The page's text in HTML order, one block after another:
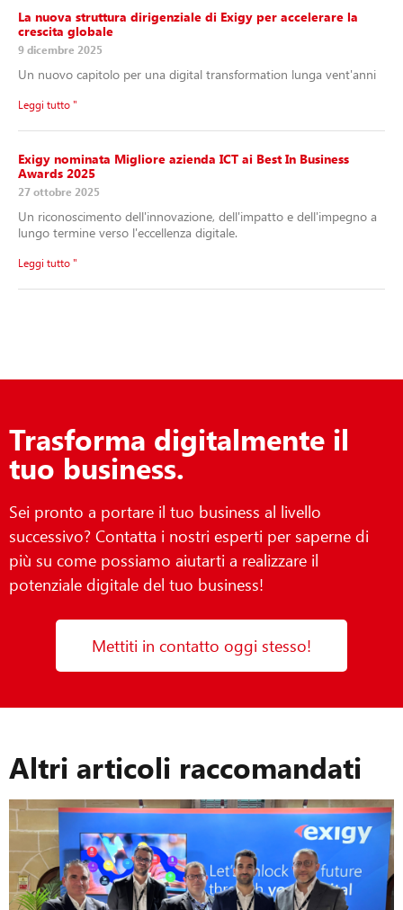
La nuova struttura dirigenziale di Exigy per accelerare la
crescita globale
9 dicembre 2025
Un nuovo capitolo per una digital transformation lunga vent'anni
Leggi tutto "
Exigy nominata Migliore azienda ICT ai Best In Business
Awards 2025
27 ottobre 2025
Un riconoscimento dell'innovazione, dell'impatto e dell'impegno a
lungo termine verso l'eccellenza digitale.
Leggi tutto "
Trasforma digitalmente il
tuo business.
Sei pronto a portare il tuo business al livello
successivo? Contatta i nostri esperti per saperne di
più su come possiamo aiutarti a realizzare il
potenziale digitale del tuo business!
Mettiti in contatto oggi stesso!
Altri articoli raccomandati